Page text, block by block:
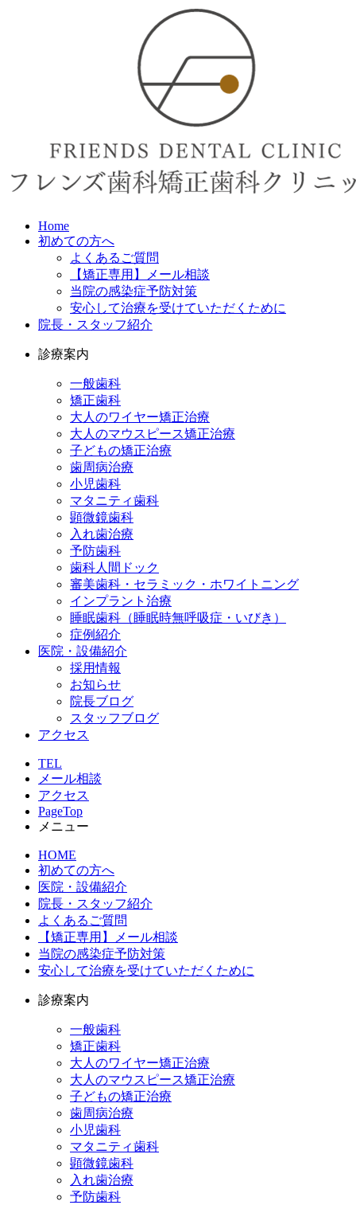
Home
初めての方へ
よくあるご質問
【矯正専用】メール相談
当院の感染症予防対策
安心して治療を受けていただくために
院長・スタッフ紹介
診療案内
一般歯科
矯正歯科
大人のワイヤー矯正治療
大人のマウスピース矯正治療
子どもの矯正治療
歯周病治療
小児歯科
マタニティ歯科
顕微鏡歯科
入れ歯治療
予防歯科
歯科人間ドック
審美歯科・セラミック・ホワイトニング
インプラント治療
睡眠歯科（睡眠時無呼吸症・いびき）
症例紹介
医院・設備紹介
採用情報
お知らせ
院長ブログ
スタッフブログ
アクセス
TEL
メール相談
アクセス
PageTop
メニュー
HOME
初めての方へ
医院・設備紹介
院長・スタッフ紹介
よくあるご質問
【矯正専用】メール相談
当院の感染症予防対策
安心して治療を受けていただくために
診療案内
一般歯科
矯正歯科
大人のワイヤー矯正治療
大人のマウスピース矯正治療
子どもの矯正治療
歯周病治療
小児歯科
マタニティ歯科
顕微鏡歯科
入れ歯治療
予防歯科